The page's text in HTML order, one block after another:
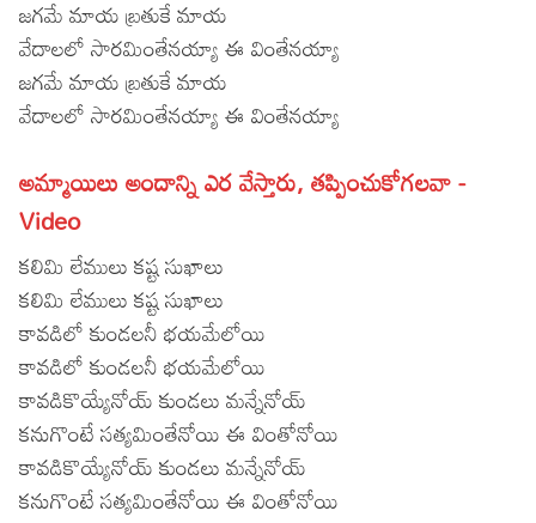
Christianity
Hinduism
Hindi
Lyrics in Hindi – Devotional Songs
Lyrics in Hindi – Movie Songs
Tamil
Lyrics in Tamil – Devotional Songs
Lyrics in Tamil – Movie Songs
Lyrics in Kannada – Movie Songs
జగమే మాయ బ్రతుకే మాయ
వేదాలలో సారమింతేనయ్యా ఈ వింతేనయ్యా
జగమే మాయ బ్రతుకే మాయ
వేదాలలో సారమింతేనయ్యా ఈ వింతేనయ్యా
అమ్మాయిలు అందాన్ని ఎర వేస్తారు, తప్పించుకోగలవా -
Video
కలిమి లేములు కష్ట సుఖాలు
కలిమి లేములు కష్ట సుఖాలు
కావడిలో కుండలనీ భయమేలోయి
కావడిలో కుండలనీ భయమేలోయి
కావడికొయ్యేనోయ్ కుండలు మన్నేనోయ్
కనుగొంటే సత్యమింతేనోయి ఈ వింతోనోయి
కావడికొయ్యేనోయ్ కుండలు మన్నేనోయ్
కనుగొంటే సత్యమింతేనోయి ఈ వింతోనోయి